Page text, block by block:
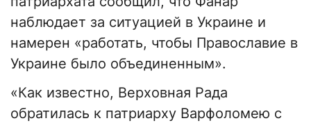
наблюдает за ситуацией в Украине и
намерен «работать, чтобы Православие в
Украине было объединенным».
«Как известно, Верховная Рада
обратилась к патриарху Варфоломею с